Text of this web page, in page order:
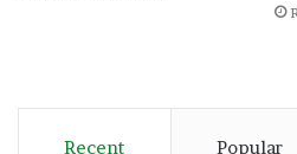
Recent Popular